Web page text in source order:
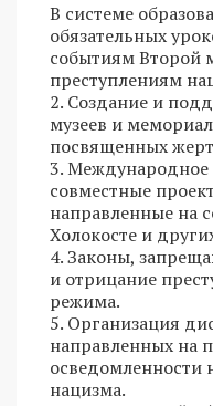
В системе
обязательных
событиям Второй
преступлениям
2. Создание и
музеев и
посвященных
3. Международное
совместные
направленные на
Холокосте и
4. Законы,
и отрицание
режима.
5. Организация
направленных на
осведомленности
нацизма.